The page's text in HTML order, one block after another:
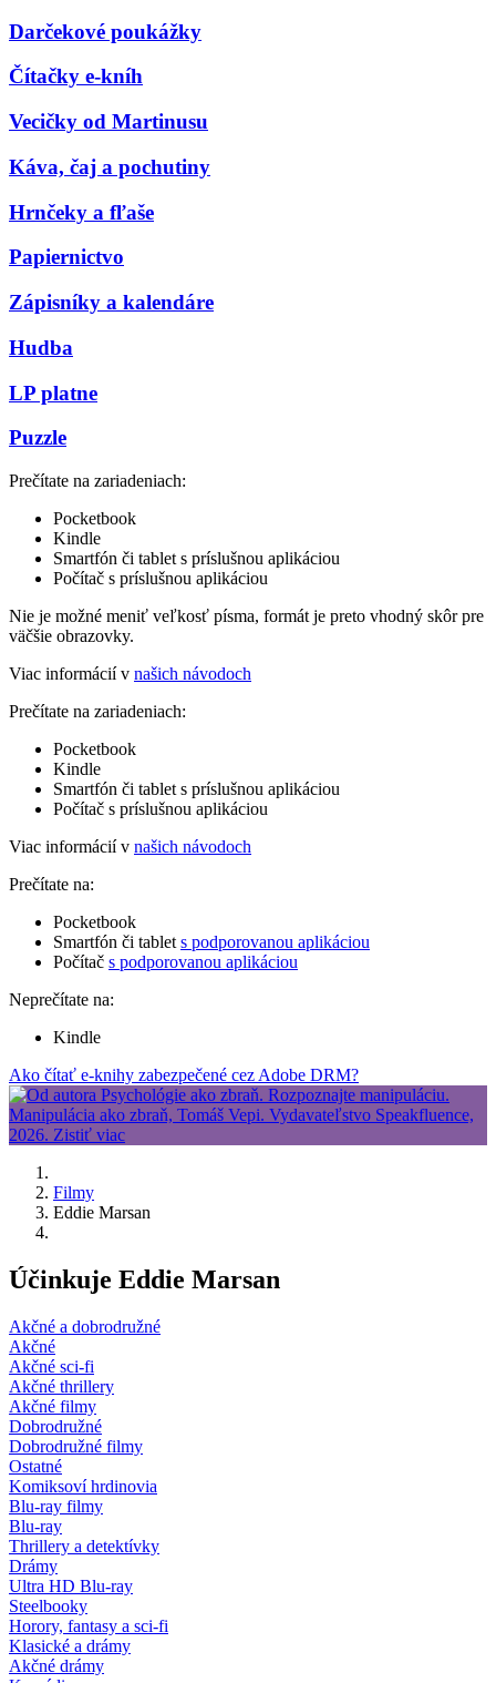
Darčekové poukážky
Čítačky e-kníh
Vecičky od Martinusu
Káva, čaj a pochutiny
Hrnčeky a fľaše
Papiernictvo
Zápisníky a kalendáre
Hudba
LP platne
Puzzle
Prečítate na zariadeniach:
Pocketbook
Kindle
Smartfón či tablet s príslušnou aplikáciou
Počítač s príslušnou aplikáciou
Nie je možné meniť veľkosť písma, formát je preto vhodný skôr pre
väčšie obrazovky.
Viac informácií v našich návodoch
Prečítate na zariadeniach:
Pocketbook
Kindle
Smartfón či tablet s príslušnou aplikáciou
Počítač s príslušnou aplikáciou
Viac informácií v našich návodoch
Prečítate na:
Pocketbook
Smartfón či tablet s podporovanou aplikáciou
Počítač s podporovanou aplikáciou
Neprečítate na:
Kindle
Ako čítať e-knihy zabezpečené cez Adobe DRM?
Filmy
Eddie Marsan
Účinkuje Eddie Marsan
Akčné a dobrodružné
Akčné
Akčné sci-fi
Akčné thrillery
Akčné filmy
Dobrodružné
Dobrodružné filmy
Ostatné
Komiksoví hrdinovia
Blu-ray filmy
Blu-ray
Thrillery a detektívky
Drámy
Ultra HD Blu-ray
Steelbooky
Horory, fantasy a sci-fi
Klasické a drámy
Akčné drámy